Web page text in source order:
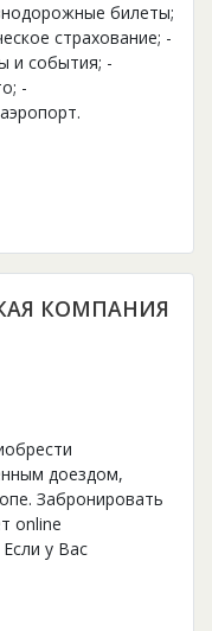
билеты;
страхование; -
и события; -
-
КОМПАНИЯ
доездом,
Забронировать
online
у Вас